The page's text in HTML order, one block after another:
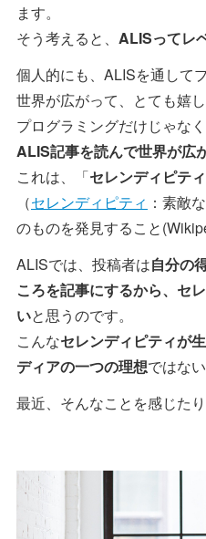
ます。
そう考えると、 ALISってレ
個人的にも、ALISを通して
世界が広がって、とても嬉し
プログラミングだけじゃな
ALIS記事を読んで世界が広
これは、「セレンディピティ
（セレンディピティ ：素敵
のものを発見すること
ALISでは、投稿者は自分の
ころを記事にするから、セ
いと思うのです。
こんなセレンディピティが
ディアの一つの理想ではな
最近、そんなことを感じたり